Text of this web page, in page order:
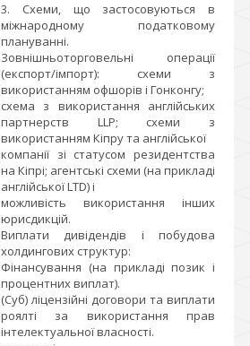
3. Схеми, що застосовуються в
міжнародному податковому
плануванні.
Зовнішньоторговельні операції
(експорт/імпорт): схеми з
використанням офшорів і Гонконгу;
схема з використання англійських
партнерств LLP; схеми з
використанням Кіпру та англійської
компанії зі статусом резидентства
на Кіпрі; агентські схеми (на прикладі
англійської LTD) і
можливість використання інших
юрисдикцій.
Виплати дивідендів і побудова
холдингових структур:
Фінансування (на прикладі позик і
процентних виплат).
(Суб) ліцензійні договори та виплати
роялті за використання прав
інтелектуальної власності.